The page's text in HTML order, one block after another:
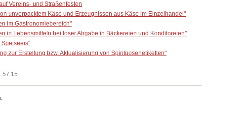
Vereins- und Straßenfesten
unverpacktem Käse und Erzeugnissen aus Käse im Einzelhandel"
im Gastronomiebereich"
in Lebensmitteln bei loser Abgabe in Bäckereien und Konditoreien"
Speiseeis"
zur Erstellung bzw. Aktualisierung von Spirituosenetiketten"